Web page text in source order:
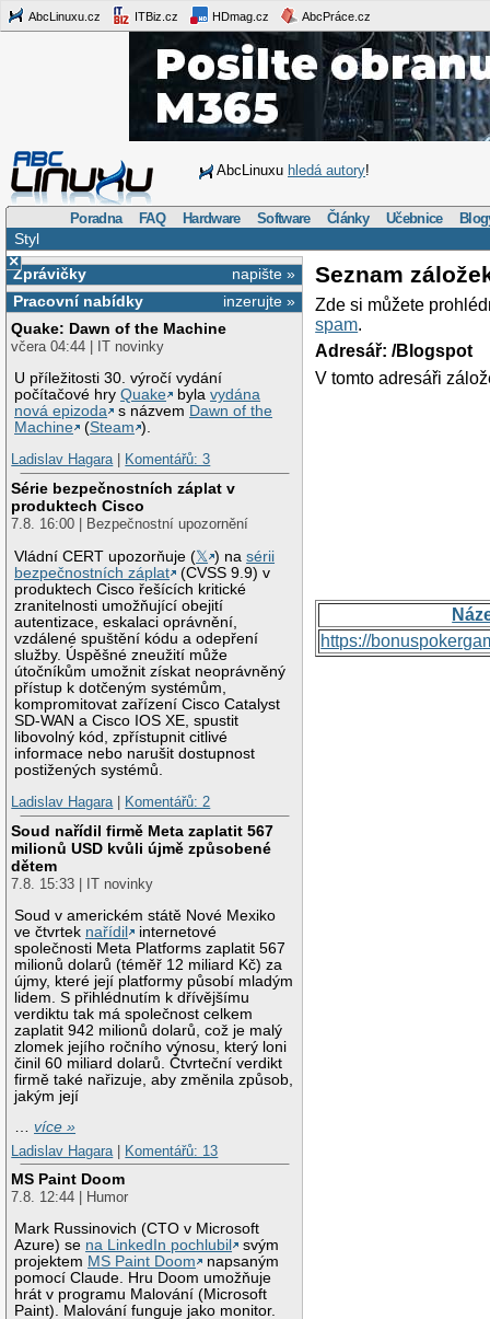
AbcLinuxu.cz ITBiz.cz HDmag.cz AbcPráce.cz
AbcLinuxu hledá autory!
Poradna FAQ Hardware Software Články Učebnice
Styl
×
napište »
Zprávičky
inzerujte »
Pracovní nabídky
Quake: Dawn of the Machine
včera 04:44 | IT novinky
U příležitosti 30. výročí vydání
počítačové hryQuake bylavydána
nová epizoda
s názvem Dawn of the
Machine
(Steam ).
Ladislav Hagara| Komentářů: 3
Série bezpečnostních záplat v
produktech Cisco
7.8. 16:00 | Bezpečnostní upozornění
Vládní CERT upozorňuje (𝕏 ) nasérii
bezpečnostních záplat
(CVSS 9.9) v
produktech Cisco řešících kritické
zranitelnosti umožňující obejití
autentizace, eskalaci oprávnění,
vzdálené spuštění kódu a odepření
služby. Úspěšné zneužití může
útočníkům umožnit získat neoprávněný
přístup k dotčeným systémům,
kompromitovat zařízení Cisco Catalyst
SD-WAN a Cisco IOS XE, spustit
libovolný kód, zpřístupnit citlivé
informace nebo narušit dostupnost
postižených systémů.
Ladislav Hagara| Komentářů: 2
Soud nařídil firmě Meta zaplatit 567
milionů USD kvůli újmě způsobené
dětem
7.8. 15:33 | IT novinky
Soud v americkém státě Nové Mexiko
ve čtvrtek nařídil
internetové
společnosti Meta Platforms zaplatit 567
milionů dolarů (téměř 12 miliard Kč) za
újmy, které její platformy působí mladým
lidem. S přihlédnutím k dřívějšímu
verdiktu tak má společnost celkem
zaplatit 942 milionů dolarů, což je malý
zlomek jejího ročního výnosu, který loni
činil 60 miliard dolarů. Čtvrteční verdikt
firmě také nařizuje, aby změnila způsob,
jakým její
…více »
Ladislav Hagara
Komentářů: 13
MS Paint Doom
7.8. 12:44 | Humor
Mark Russinovich (CTO v Microsoft
Azure) se na LinkedIn pochlubil
svým
projektem MS Paint Doom
napsaným
pomocí Claude. Hru Doom umožňuje
hrát v programu Malování (Microsoft
Paint). Malování funguje jako monitor.
Seznam
Zde si můžete
spam.
Adresář: /Blogspot
V tomto adresáři
https://